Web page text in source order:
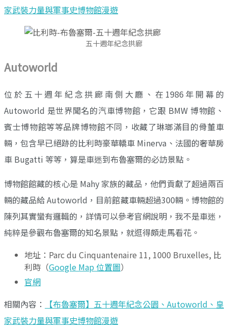
家武裝力量與軍事史博物館漫遊
五十週年紀念拱廊
Autoworld
位於五十週年紀念拱廊南側大廳、在1986年開幕的
Autoworld 是世界聞名的汽車博物館，它跟 BMW 博物館、
賓士博物館等等品牌博物館不同，收藏了琳瑯滿目的骨董車
輛，包含早已絕跡的比利時豪華轎車 Minerva、法國的奢華房
車 Bugatti 等等，算是車迷到布魯塞爾的必訪景點。
博物館館藏的核心是 Mahy 家族的藏品，他們貢獻了超過兩百
輛的藏品給 Autoworld，目前館藏車輛超過300輛。博物館的
陳列其實蠻有邏輯的，詳情可以參考官網說明，我不是車迷，
純粹是參觀布魯塞爾的知名景點，就逛得頗走馬看花。
地址：Parc du Cinquantenaire 11, 1000 Bruxelles, 比
利時（Google Map 位置圖）
官網
相關內容：
【布魯塞爾】五十週年紀念公園、Autoworld、皇
家武裝力量與軍事史博物館漫遊